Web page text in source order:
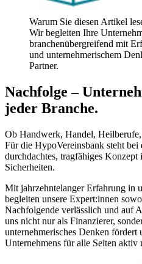
Warum Sie diesen Artikel
Wir begleiten Ihre
branchenübergreifend mit
und unternehmerischem
Partner.
Nachfolge –
jeder Branche.
Ob Handwerk, Handel,
Für die HypoVereinsbank steht bei
durchdachtes, tragfähiges
Sicherheiten.
Mit jahrzehntelanger Erfahrung in
begleiten unsere Expert:innen
Nachfolgende verlässlich und auf
uns nicht nur als Finanzierer,
unternehmerisches Denken fördert
Unternehmens für alle Seiten aktiv